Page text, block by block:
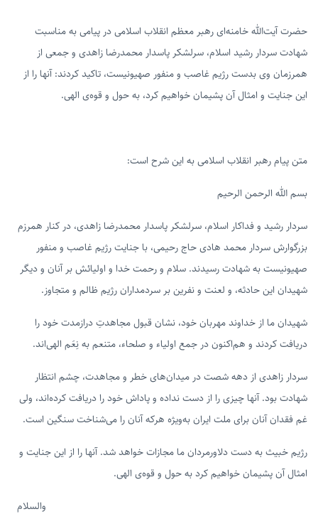
حضرت آیت‌الله خامنه‌ای رهبر معظم انقلاب اسلامی در پیامی به مناسبت
شهادت سردار رشید اسلام، سرلشکر پاسدار محمدرضا زاهدی و جمعی از
همرزمان وی بدست رژیم غاصب و منفور صهیونیست، تاکید کردند: آنها را از
این جنایت و امثال آن پشیمان خواهیم کرد، به حول و قوه‌ی الهی.
متن پیام رهبر انقلاب اسلامی به این شرح است:
بسم الله الرحمن الرحیم
سردار رشید و فداکار اسلام، سرلشکر پاسدار محمدرضا زاهدی، در کنار همرزم
بزرگوارش سردار محمد هادی حاج رحیمی، با جنایت رژیم غاصب و منفور
صهیونیست به شهادت رسیدند. سلام و رحمت خدا و اولیائش بر آنان و دیگر
شهیدان این حادثه، و لعنت و نفرین بر سردمداران رژیم ظالم و متجاوز.
شهیدان ما از خداوند مهربان خود، نشان قبول مجاهدتِ درازمدت خود را
دریافت کردند و هم‌اکنون در جمع اولیاء و صلحاء، متنعم به نِعَم الهی‌اند.
سردار زاهدی از دهه شصت در میدان‌های خطر و مجاهدت، چشم انتظار
شهادت بود. آنها چیزی را از دست نداده و پاداش خود را دریافت کرده‌اند، ولی
غم فقدان آنان برای ملت ایران به‌ویژه هرکه آنان را می‌شناخت سنگین است.
رژیم خبیث به دست دلاورمردان ما مجازات خواهد شد. آنها را از این جنایت و
امثال آن پشیمان خواهیم کرد به حول و قوه‌ی الهی.
والسلام